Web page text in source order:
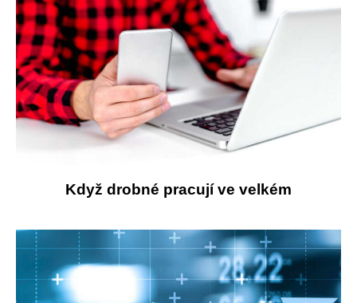
Když drobné pracují ve velkém